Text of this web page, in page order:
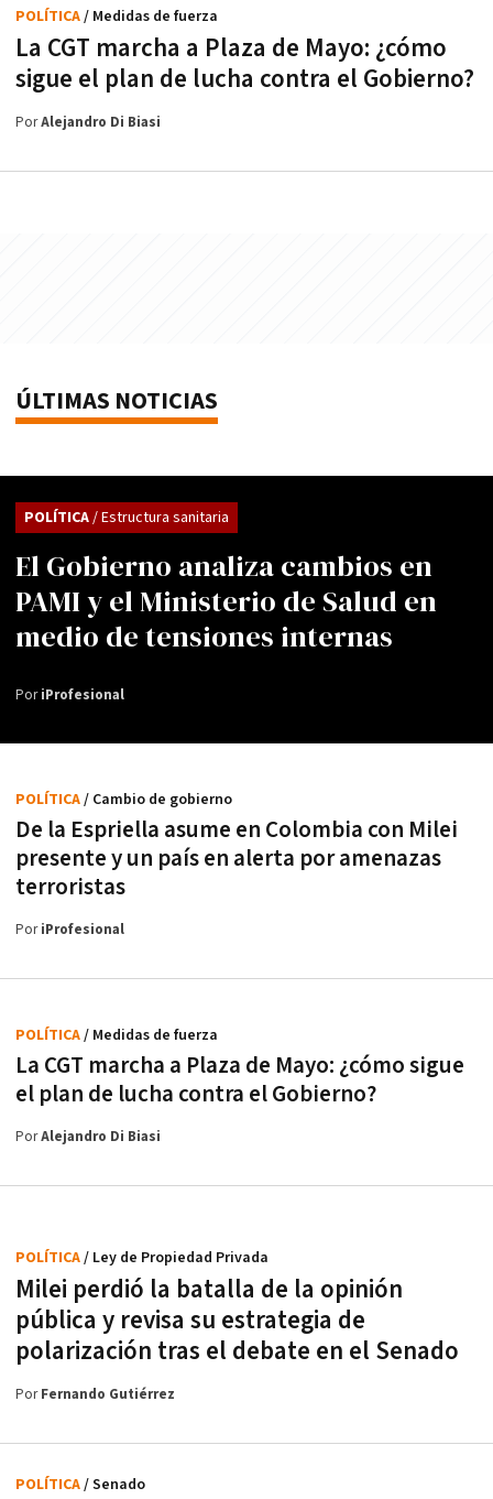
La CGT marcha a Plaza de Mayo: ¿cómo
sigue el plan de lucha contra el Gobierno?
POLÍTICA/ Medidas de fuerza
PorAlejandro Di Biasi
ÚLTIMAS NOTICIAS
El Gobierno analiza cambios en
PAMI y el Ministerio de Salud en
medio de tensiones internas
POLÍTICA/ Estructura sanitaria
PoriProfesional
De la Espriella asume en Colombia con Milei
presente y un país en alerta por amenazas
terroristas
POLÍTICA/ Cambio de gobierno
PoriProfesional
La CGT marcha a Plaza de Mayo: ¿cómo sigue
el plan de lucha contra el Gobierno?
POLÍTICA/ Medidas de fuerza
PorAlejandro Di Biasi
Milei perdió la batalla de la opinión
pública y revisa su estrategia de
polarización tras el debate en el Senado
POLÍTICA/ Ley de Propiedad Privada
PorFernando Gutiérrez
POLÍTICA/ Senado